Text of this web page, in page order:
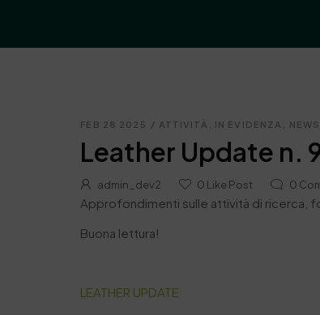
FEB 28 2025 / ATTIVITÀ IN EVIDENZA NEWS
Leather Update n.
admin_dev2 0 Like Post 0
Approfondimenti sulle attività di ricerca,
Buona lettura!
LEATHER UPDATE